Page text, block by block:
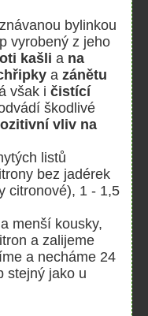
bylinkou
vyrobený z jeho
kašli a na
a zánětu
však i čistící
škodlivé
vliv na
listů
bez jadérek
citronové), 1 - 1,5
menší kousky,
a zalijeme
a necháme 24
stejný jako u